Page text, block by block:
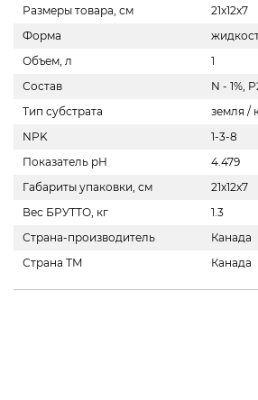
Размеры товара, см
21х12х7
Форма
Объем, л
1
Состав
N - 1%,
Тип субстрата
земля /
NPK
1-3-8
Показатель pH
4.479
Габариты упаковки, см
21x12x7
Вес БРУТТО, кг
1.3
Страна-производитель
Канада
Страна ТМ
Канада